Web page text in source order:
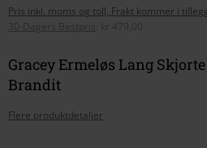
Pris inkl. moms og toll, Frakt kommer i
30-Dagers Bestpris
kr 479,00
Gracey Ermeløs Lang
Brandit
Flere produktdetaljer